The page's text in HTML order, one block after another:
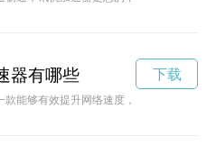
器有哪些
款能够有效提升网络速度，让用户畅游互
下载